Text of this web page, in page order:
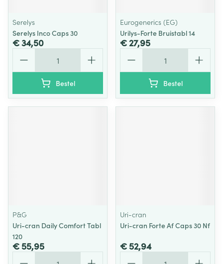
Serelys
Serelys Inco Caps 30
€ 34,50
Bestel
Eurogenerics (EG)
Urilys-Forte Bruistabl 14
€ 27,95
Bestel
P&G
Uri-cran Daily Comfort Tabl
120
€ 55,95
Uri-cran
Uri-cran Forte Af Caps 30 Nf
€ 52,94